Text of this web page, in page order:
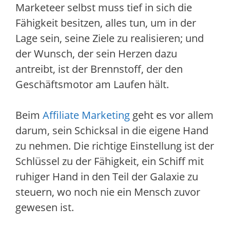
Marketeer selbst muss tief in sich die
Fähigkeit besitzen, alles tun, um in der
Lage sein, seine Ziele zu realisieren; und
der Wunsch, der sein Herzen dazu
antreibt, ist der Brennstoff, der den
Geschäftsmotor am Laufen hält.
Beim Affiliate Marketing geht es vor allem
darum, sein Schicksal in die eigene Hand
zu nehmen. Die richtige Einstellung ist der
Schlüssel zu der Fähigkeit, ein Schiff mit
ruhiger Hand in den Teil der Galaxie zu
steuern, wo noch nie ein Mensch zuvor
gewesen ist.